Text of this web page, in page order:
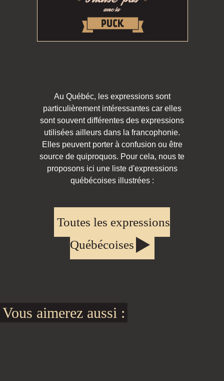
Au Québéc, les expressions sont
particulièrement intéressantes car elles
sont souvent différentes des expressions
utilisées ailleurs dans la francophonie.
Elles peuvent porter à confusion ou être
source de quiproquos. Pour cela, nous te
proposons ici une liste d'expressions
québécoises illustrées :
Toutes les expressions
Québécoises
Vous aimerez aussi :